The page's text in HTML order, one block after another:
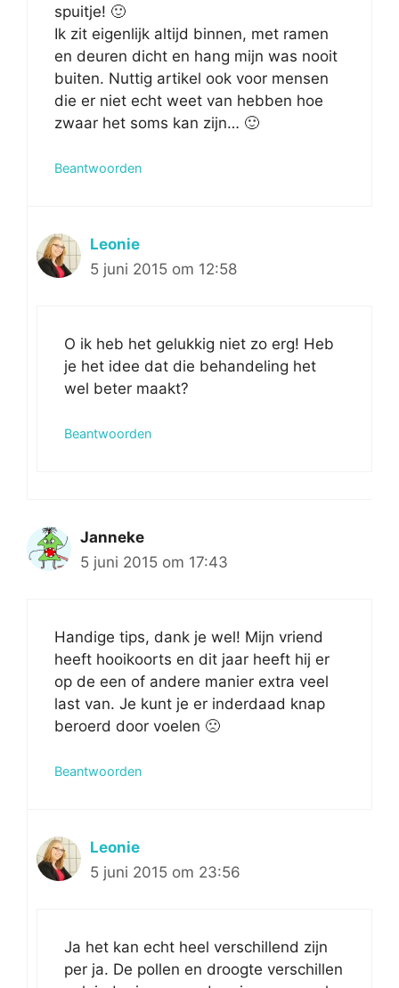
spuitje! 🙂
Ik zit eigenlijk altijd binnen, met ramen
en deuren dicht en hang mijn was nooit
buiten. Nuttig artikel ook voor mensen
die er niet echt weet van hebben hoe
zwaar het soms kan zijn… 🙂
Beantwoorden
Leonie
5 juni 2015 om 12:58
O ik heb het gelukkig niet zo erg! Heb
je het idee dat die behandeling het
wel beter maakt?
Beantwoorden
Janneke
5 juni 2015 om 17:43
Handige tips, dank je wel! Mijn vriend
heeft hooikoorts en dit jaar heeft hij er
op de een of andere manier extra veel
last van. Je kunt je er inderdaad knap
beroerd door voelen 🙁
Beantwoorden
Leonie
5 juni 2015 om 23:56
Ja het kan echt heel verschillend zijn
per ja. De pollen en droogte verschillen